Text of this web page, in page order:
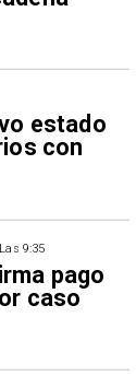
estado
con
9:35
pago
caso